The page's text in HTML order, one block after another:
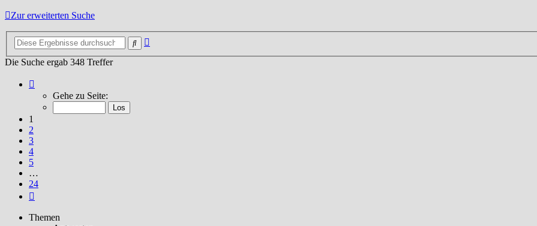
Zur erweiterten Suche
Suche
Die Suche ergab 348 Treffer
von
Gehe zu Seite:
1
2
3
4
5
…
24
Themen